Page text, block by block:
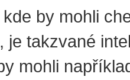
by mohli
je takzvané
mohli